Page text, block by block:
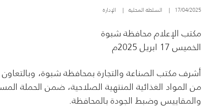
17/04/2025
| السلطة المحلية | الإدارة
مكتب الإعلام محافظة شبوة
الخميس 17 ابريل 2025م
أشرف مكتب الصناعة والتجارة بمحافظة شبوة، وبالتعاون
من المواد الغذائية المنتهية الصلاحية، ضمن الحملة
والمقاييس وضبط الجودة بالمحافظة.